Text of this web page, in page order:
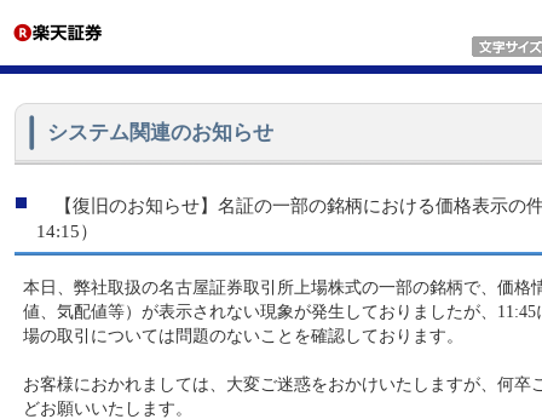
システム関連のお知らせ
【復旧のお知らせ】名証の一部の銘柄における価格表示の
14:15）
本日、弊社取扱の名古屋証券取引所上場株式の一部の銘柄で、価格
値、気配値等）が表示されない現象が発生しておりましたが、11:45
場の取引については問題のないことを確認しております。
お客様におかれましては、大変ご迷惑をおかけいたしますが、何卒
どお願いいたします。